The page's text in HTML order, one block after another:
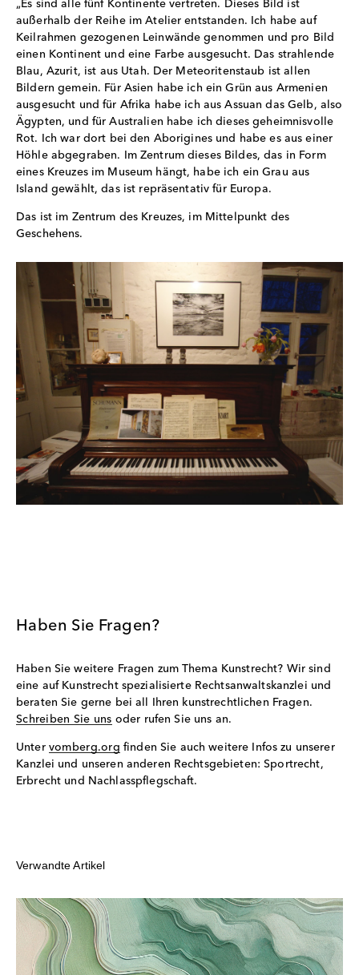
„Es sind alle fünf Kontinente vertreten. Dieses Bild ist
außerhalb der Reihe im Atelier entstanden. Ich habe auf
Keilrahmen gezogenen Leinwände genommen und pro Bild
einen Kontinent und eine Farbe ausgesucht. Das strahlende
Blau, Azurit, ist aus Utah. Der Meteoritenstaub ist allen
Bildern gemein. Für Asien habe ich ein Grün aus Armenien
ausgesucht und für Afrika habe ich aus Assuan das Gelb, also
Ägypten, und für Australien habe ich dieses geheimnisvolle
Rot. Ich war dort bei den Aborigines und habe es aus einer
Höhle abgegraben. Im Zentrum dieses Bildes, das in Form
eines Kreuzes im Museum hängt, habe ich ein Grau aus
Island gewählt, das ist repräsentativ für Europa.
Das ist im Zentrum des Kreuzes, im Mittelpunkt des
Geschehens.
Haben Sie Fragen?
Haben Sie weitere Fragen zum Thema Kunstrecht? Wir sind
eine auf Kunstrecht spezialisierte Rechtsanwaltskanzlei und
beraten Sie gerne bei all Ihren kunstrechtlichen Fragen.
Schreiben Sie uns oder rufen Sie uns an.
Unter vomberg.org finden Sie auch weitere Infos zu unserer
Kanzlei und unseren anderen Rechtsgebieten: Sportrecht,
Erbrecht und Nachlasspflegschaft.
Verwandte Artikel